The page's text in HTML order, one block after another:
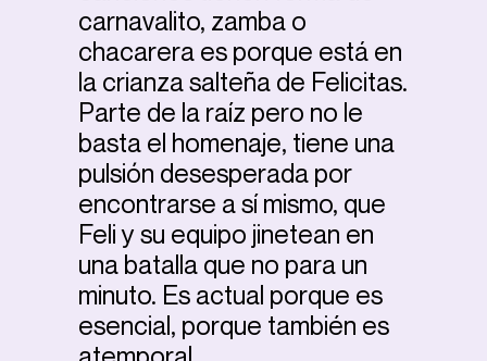
carnavalito, zamba o
chacarera es porque está en
la crianza salteña de Felicitas.
Parte de la raíz pero no le
basta el homenaje, tiene una
pulsión desesperada por
encontrarse a sí mismo, que
Feli y su equipo jinetean en
una batalla que no para un
minuto. Es actual porque es
esencial, porque también es